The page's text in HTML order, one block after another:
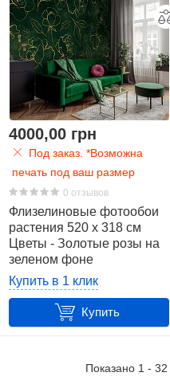
4000,00 грн
Под заказ. *Возможна
печать под ваш размер
0 отзывов
Флизелиновые фотообои
растения 520 x 318 см
Цветы - Золотые розы на
зеленом фоне
(13650VEXXXXXL)+клей
Купить в 1 клик
Купить
Показано 1 - 32